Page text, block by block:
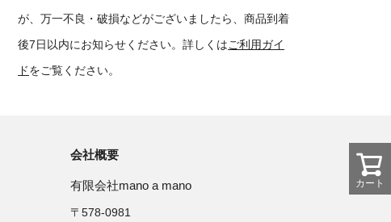
カート
が、万一不良・破損などがございましたら、商品到着
後7日以内にお知らせください。詳しくはご利用ガイ
ドをご覧ください。
会社概要
有限会社mano a mano
〒578-0981